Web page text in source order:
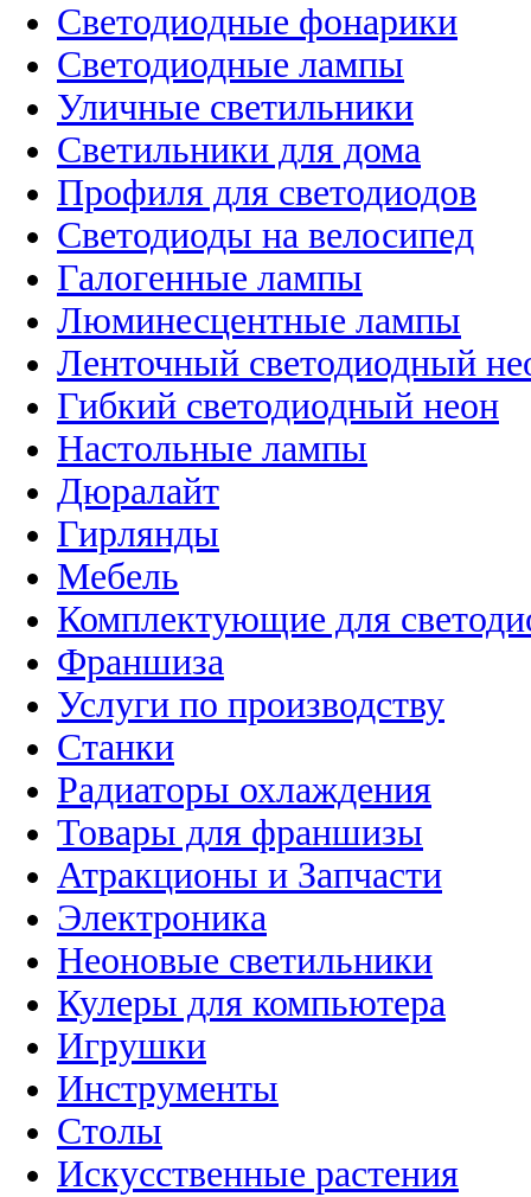
Светодиодные фонарики
Светодиодные лампы
Уличные светильники
Светильники для дома
Профиля для светодиодов
Светодиоды на велосипед
Галогенные лампы
Люминесцентные лампы
Ленточный светодиодный
Гибкий светодиодный неон
Настольные лампы
Дюралайт
Гирлянды
Мебель
Комплектующие для
Франшиза
Услуги по производству
Станки
Радиаторы охлаждения
Товары для франшизы
Атракционы и Запчасти
Электроника
Неоновые светильники
Кулеры для компьютера
Игрушки
Инструменты
Столы
Искусственные растения